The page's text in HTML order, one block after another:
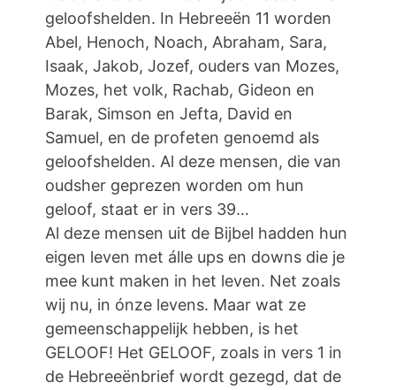
geloofshelden. In Hebreeën 11 worden
Abel, Henoch, Noach, Abraham, Sara,
Isaak, Jakob, Jozef, ouders van Mozes,
Mozes, het volk, Rachab, Gideon en
Barak, Simson en Jefta, David en
Samuel, en de profeten genoemd als
geloofshelden. Al deze mensen, die van
oudsher geprezen worden om hun
geloof, staat er in vers 39…
Al deze mensen uit de Bijbel hadden hun
eigen leven met álle ups en downs die je
mee kunt maken in het leven. Net zoals
wij nu, in ónze levens. Maar wat ze
gemeenschappelijk hebben, is het
GELOOF! Het GELOOF, zoals in vers 1 in
de Hebreeënbrief wordt gezegd, dat de